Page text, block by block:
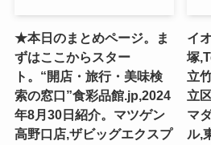
★本日のまとめページ。ま
ずはここからスター
ト。“開店・旅行・美味検
索の窓口”食彩品館.jp,2024
年8月30日紹介。マツゲン
高野口店,ザビッグエクスプ
イ
塚
⽴
立
マ
ル,